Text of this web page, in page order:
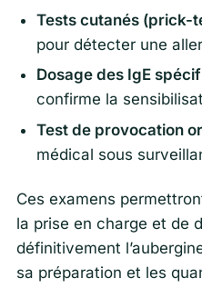
Tests cutanés (prick-
pour détecter une
Dosage des IgE
confirme la
Test de provocation
médical sous
Ces examens
la prise en charge et de
définitivement
sa préparation et les